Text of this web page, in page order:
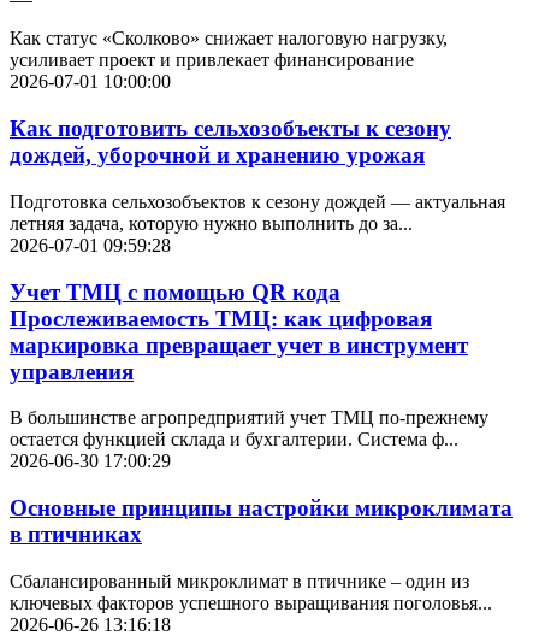
Как статус «Сколково» снижает налоговую нагрузку,
усиливает проект и привлекает финансирование
2026-07-01 10:00:00
Как подготовить сельхозобъекты к сезону
дождей, уборочной и хранению урожая
Подготовка сельхозобъектов к сезону дождей — актуальная
летняя задача, которую нужно выполнить до за...
2026-07-01 09:59:28
Учет ТМЦ с помощью QR кода
Прослеживаемость ТМЦ: как цифровая
маркировка превращает учет в инструмент
управления
В большинстве агропредприятий учет ТМЦ по-прежнему
остается функцией склада и бухгалтерии. Система ф...
2026-06-30 17:00:29
Основные принципы настройки микроклимата
в птичниках
Сбалансированный микроклимат в птичнике – один из
ключевых факторов успешного выращивания поголовья...
2026-06-26 13:16:18